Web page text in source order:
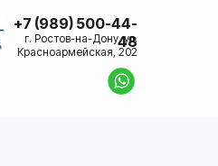
+7 (989) 500-44-
48
г. Ростов-на-Дону, ул.
Красноармейская, 202